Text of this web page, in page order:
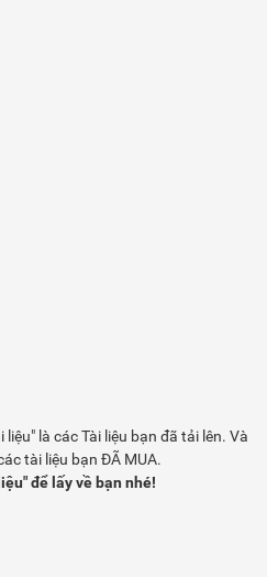
là các Tài liệu bạn đã tải lên. Và
tài liệu bạn ĐÃ MUA.
để lấy về bạn nhé!